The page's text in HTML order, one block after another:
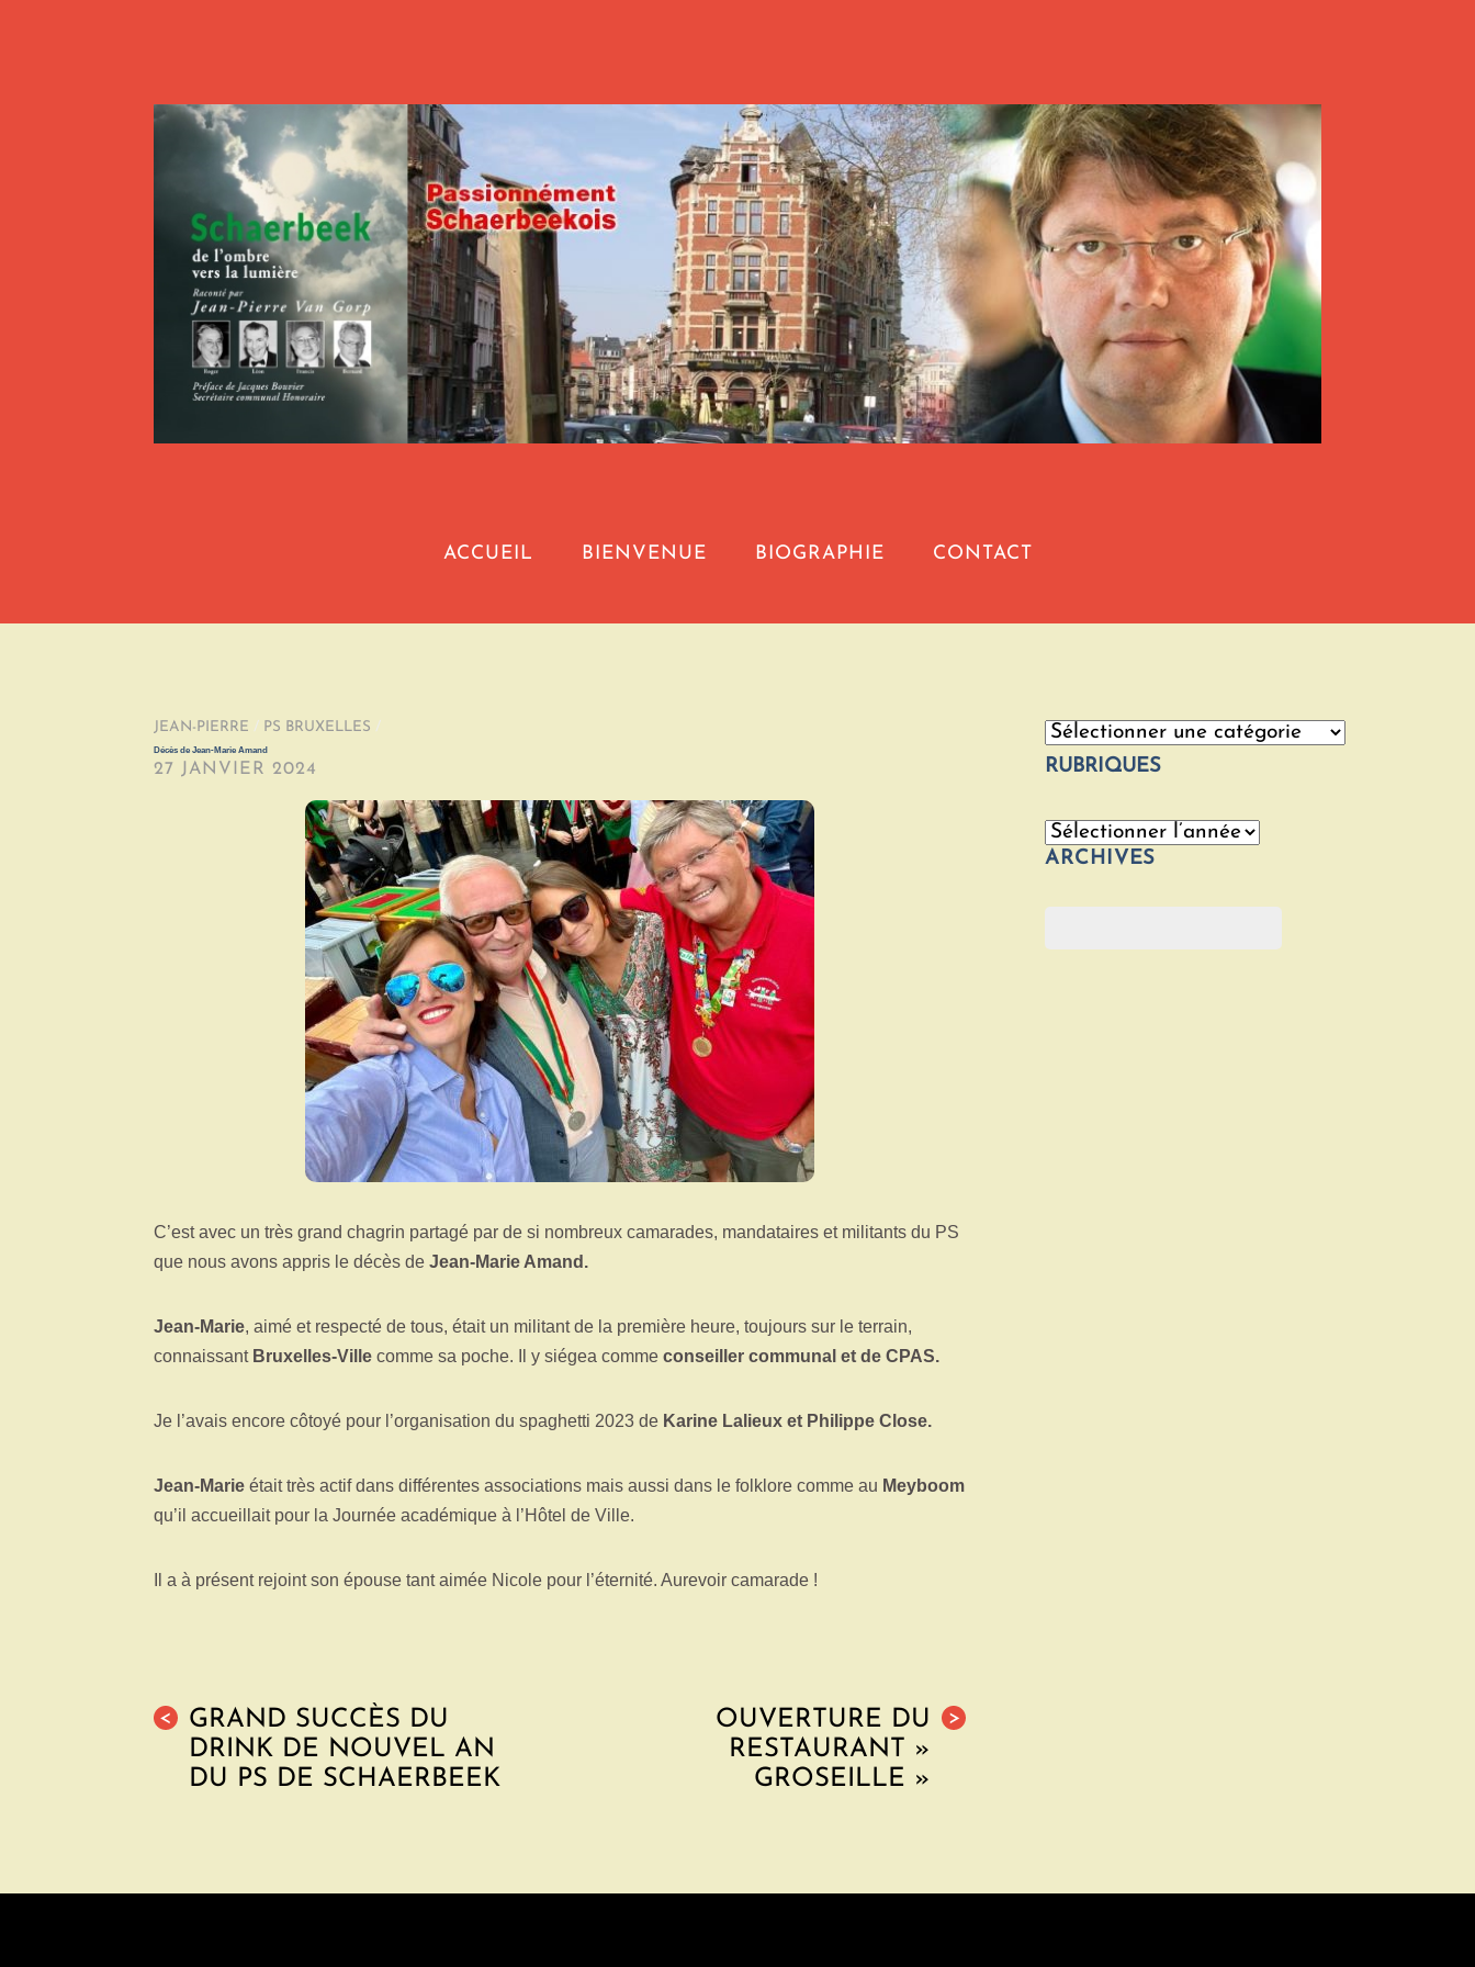
ACCUEIL BIENVENUE BIOGRAPHIE CONTACT
JEAN-PIERRE / PS BRUXELLES /
Décès de Jean-Marie Amand
27 JANVIER 2024
C’est avec un très grand chagrin partagé par de si nombreux camarades, mandataires et militants du PS
que nous avons appris le décès de Jean-Marie Amand.
Jean-Marie, aimé et respecté de tous, était un militant de la première heure, toujours sur le terrain,
connaissant Bruxelles-Ville comme sa poche. Il y siégea comme conseiller communal et de CPAS.
Je l’avais encore côtoyé pour l’organisation du spaghetti 2023 de Karine Lalieux et Philippe Close.
Jean-Marie était très actif dans différentes associations mais aussi dans le folklore comme au Meyboom
qu’il accueillait pour la Journée académique à l’Hôtel de Ville.
Il a à présent rejoint son épouse tant aimée Nicole pour l’éternité. Aurevoir camarade !
<
GRAND SUCCÈS DU
DRINK DE NOUVEL AN
DU PS DE SCHAERBEEK
>
OUVERTURE DU
RESTAURANT »
GROSEILLE »
Catégories
RUBRIQUES
Archives
ARCHIVES